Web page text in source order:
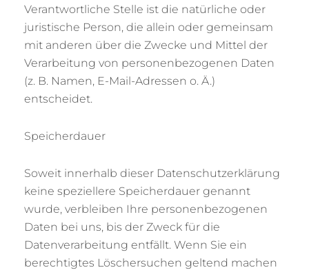
Verantwortliche Stelle ist die natürliche oder
juristische Person, die allein oder gemeinsam
mit anderen über die Zwecke und Mittel der
Verarbeitung von personenbezogenen Daten
(z. B. Namen, E-Mail-Adressen o. Ä.)
entscheidet.
Speicherdauer
Soweit innerhalb dieser Datenschutzerklärung
keine speziellere Speicherdauer genannt
wurde, verbleiben Ihre personenbezogenen
Daten bei uns, bis der Zweck für die
Datenverarbeitung entfällt. Wenn Sie ein
berechtigtes Löschersuchen geltend machen